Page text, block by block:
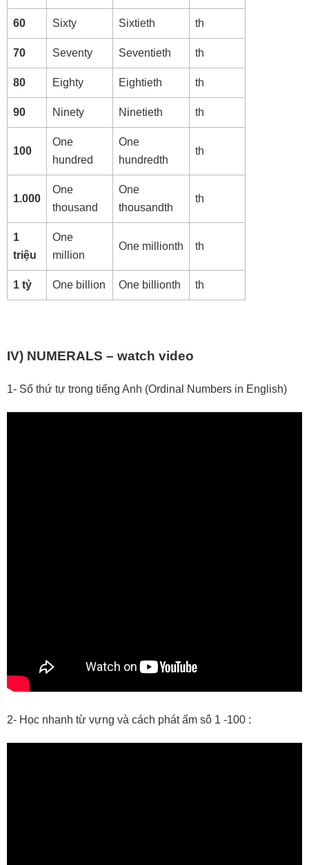
60 Sixty Sixtieth th
70 Seventy Seventieth th
80 Eighty Eightieth th
90 Ninety Ninetieth th
100
One
hundred
One
hundredth
th
1.000
One
thousand
One
thousandth
th
1
triệu
One
million
One millionth th
1 tỷ One billion One billionth th
IV) NUMERALS – watch video
1- Số thứ tự trong tiếng Anh (Ordinal Numbers in English)
2- Học nhanh từ vựng và cách phát ấm sô 1 -100 :